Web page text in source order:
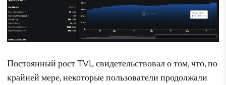
Постоянный рост TVL свидетельствовал о том, что, по
крайней мере, некоторые пользователи продолжали